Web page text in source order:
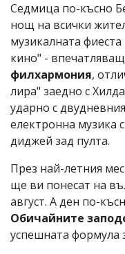
Седмица по-късно
нощ на всички
музикалната
кино" -
филхармония,
лира" заедно с
ударно с
електронна музика
диджей зад пулта.
През най-летния
ще ви понесат на
август. А ден по-
Обичайните
успешната формула